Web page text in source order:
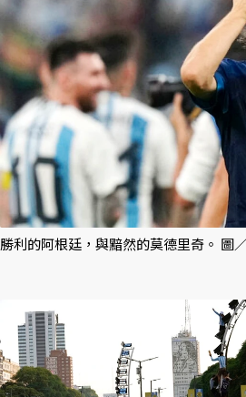
勝利的阿根廷，與黯然的莫德里奇。 圖